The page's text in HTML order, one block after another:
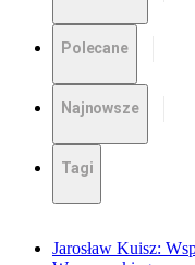
Polecane
Najnowsze
Tagi
Jarosław Kuisz: